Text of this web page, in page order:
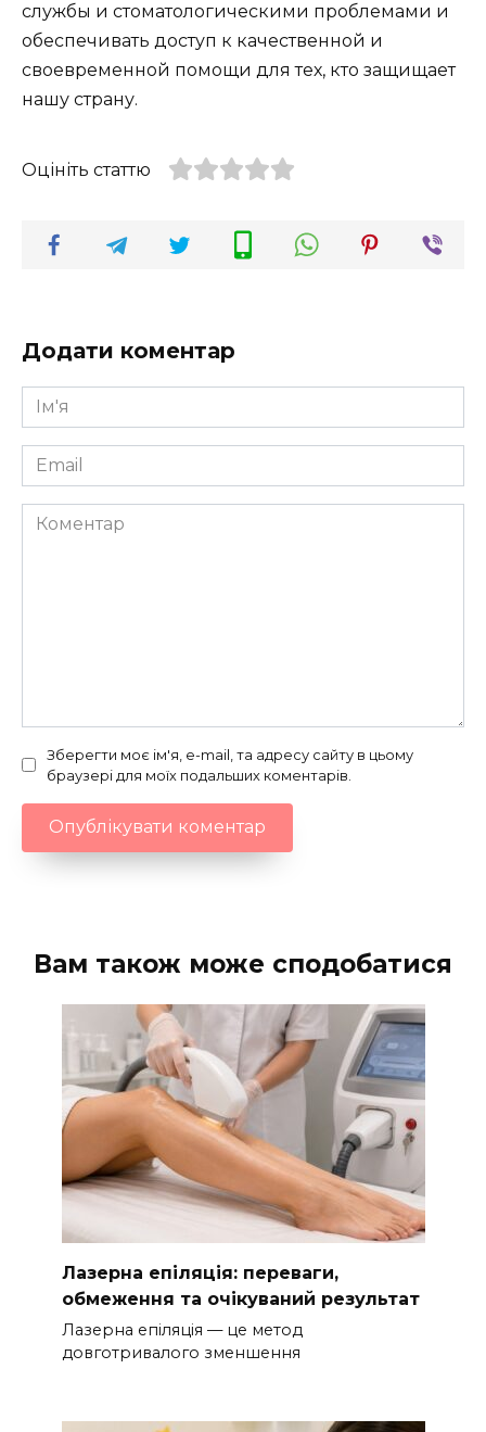
службы и стоматологическими проблемами и
обеспечивать доступ к качественной и
своевременной помощи для тех, кто защищает
нашу страну.
Оцініть статтю
Додати коментар
Ім'я
*
Email
*
Коментар
Зберегти моє ім'я, e-mail, та адресу сайту в цьому
браузері для моїх подальших коментарів.
Вам також може сподобатися
Лазерна епіляція: переваги,
обмеження та очікуваний результат
Лазерна епіляція — це метод
довготривалого зменшення